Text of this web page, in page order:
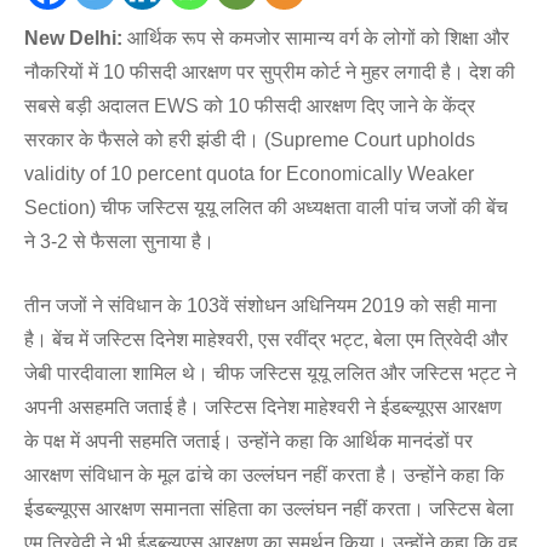
New Delhi: आर्थिक रूप से कमजोर सामान्य वर्ग के लोगों को शिक्षा और
नौकरियों में 10 फीसदी आरक्षण पर सुप्रीम कोर्ट ने मुहर लगादी है। देश की
सबसे बड़ी अदालत EWS को 10 फीसदी आरक्षण दिए जाने के केंद्र
सरकार के फैसले को हरी झंडी दी। (Supreme Court upholds
validity of 10 percent quota for Economically Weaker
Section) चीफ जस्टिस यूयू ललित की अध्यक्षता वाली पांच जजों की बेंच
ने 3-2 से फैसला सुनाया है।
तीन जजों ने संविधान के 103वें संशोधन अधिनियम 2019 को सही माना
है। बेंच में जस्टिस दिनेश माहेश्वरी, एस रवींद्र भट्ट, बेला एम त्रिवेदी और
जेबी पारदीवाला शामिल थे। चीफ जस्टिस यूयू ललित और जस्टिस भट्ट ने
अपनी असहमति जताई है। जस्टिस दिनेश माहेश्वरी ने ईडब्ल्यूएस आरक्षण
के पक्ष में अपनी सहमति जताई। उन्होंने कहा कि आर्थिक मानदंडों पर
आरक्षण संविधान के मूल ढांचे का उल्लंघन नहीं करता है। उन्होंने कहा कि
ईडब्ल्यूएस आरक्षण समानता संहिता का उल्लंघन नहीं करता। जस्टिस बेला